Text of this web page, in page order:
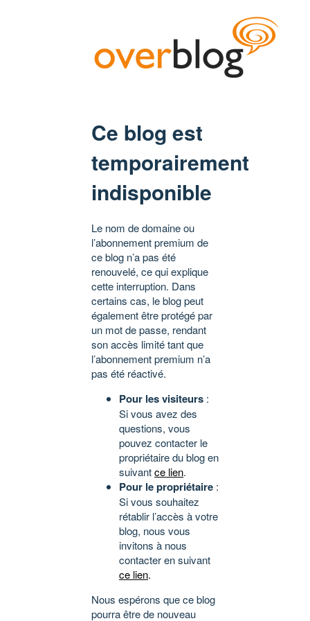
Ce blog est
temporairement
indisponible
Le nom de domaine ou
l’abonnement premium de
ce blog n’a pas été
renouvelé, ce qui explique
cette interruption. Dans
certains cas, le blog peut
également être protégé par
un mot de passe, rendant
son accès limité tant que
l’abonnement premium n’a
pas été réactivé.
Pour les visiteurs :
Si vous avez des
questions, vous
pouvez contacter le
propriétaire du blog en
suivantce lien.
Pour le propriétaire :
Si vous souhaitez
rétablir l’accès à votre
blog, nous vous
invitons à nous
contacter en suivant
ce lien.
Nous espérons que ce blog
pourra être de nouveau